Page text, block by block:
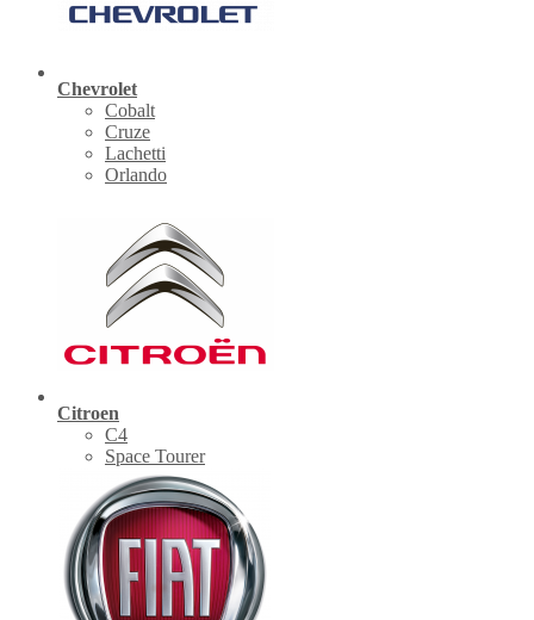
Chevrolet
Cobalt
Cruze
Lachetti
Orlando
Citroen
C4
Space Tourer